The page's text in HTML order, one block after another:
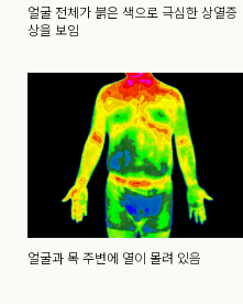
얼굴 전체가 붉은 색으로 극심한 상열증
상을 보임
얼굴과 목 주변에 열이 몰려 있음